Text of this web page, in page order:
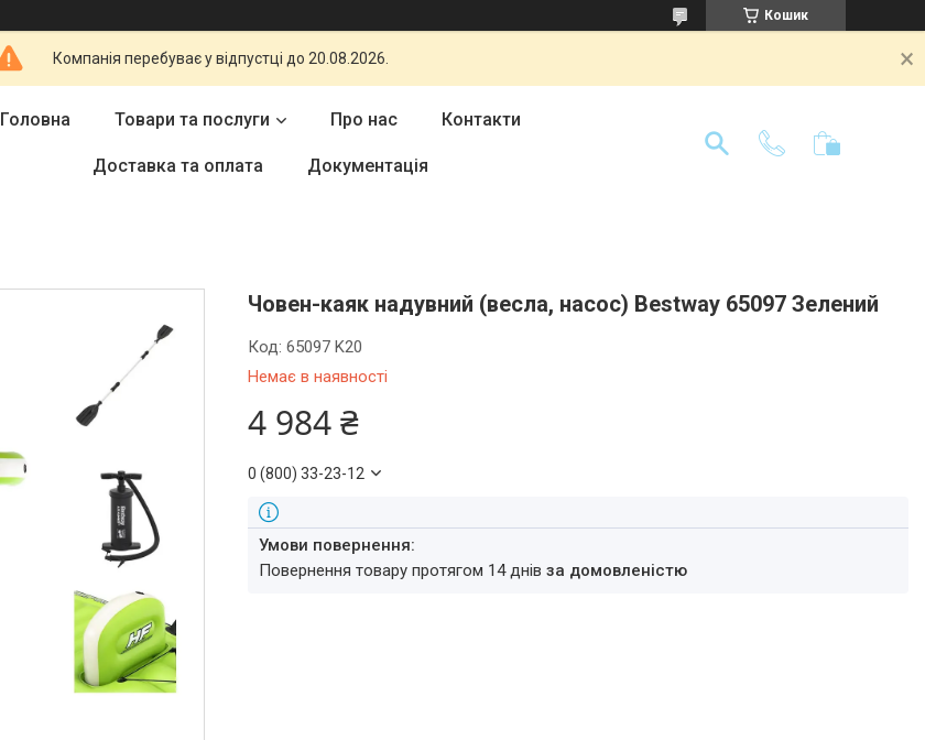
Кошик
Компанія перебуває у відпустці до 20.08.2026.
Головна Товари та послуги Про нас Контакти
Доставка та оплата Документація
Човен-каяк надувний (весла, насос) Bestway 65097 Зелений
Немає в наявності
Код:65097 K20
4 984 ₴
0 (800) 33-23-12
повернення товару протягом 14 днівза домовленістю